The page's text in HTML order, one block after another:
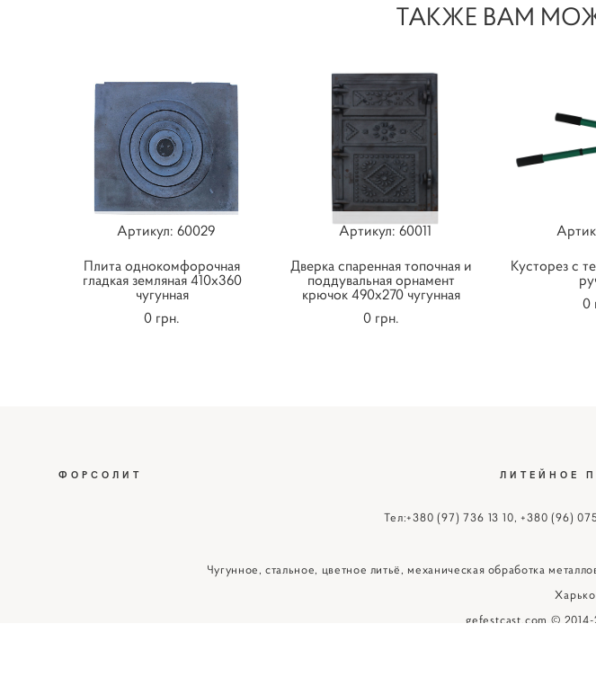
ТАКЖЕ ВАМ
​​Артикул: 60029
Плита однокомфорочная
гладкая земляная 410х360
чугунная
0 грн.
​​Артикул: 60011
Дверка спаренная топочная и
поддувальная орнамент
крючок 490х270 чугунная
0 грн.
Кусторез с
0
ФОРСОЛИТ ЛИТЕЙНОЕ
Тел:+380 (97) 736 13 10,+380 (96)
Чугунное, стальное, цветное литьё, механическая обработка
gefestcast.com ©